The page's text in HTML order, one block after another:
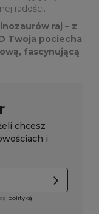
radości.
raj – z
Twoja pociecha
fascynującą
chcesz
i
polityką